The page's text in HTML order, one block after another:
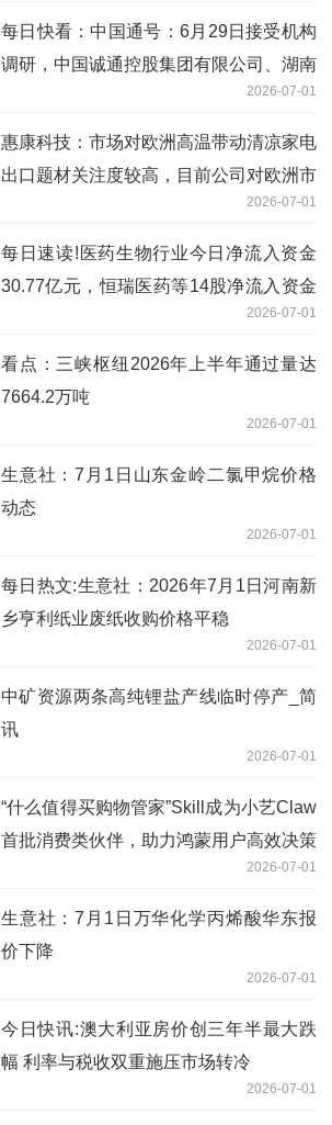
每日快看：中国通号：6月29日接受机构
调研，中国诚通控股集团有限公司、湖南
轨道交通控股集团有限公司等多家机构参
与
2026-07-01
惠康科技：市场对欧洲高温带动清凉家电
出口题材关注度较高，目前公司对欧洲市
场的销售占整体营收比例较低 滚动2026-07-01
每日速读!医药生物行业今日净流入资金
30.77亿元，恒瑞医药等14股净流入资金
2026-07-01
看点：三峡枢纽2026年上半年通过量达
7664.2万吨
2026-07-01
生意社：7月1日山东金岭二氯甲烷价格
动态
2026-07-01
每日热文:生意社：2026年7月1日河南新
乡亨利纸业废纸收购价格平稳
2026-07-01
中矿资源两条高纯锂盐产线临时停产_简
讯
2026-07-01
“什么值得买购物管家”Skill成为小艺Claw
首批消费类伙伴，助力鸿蒙用户高效决策
2026-07-01
生意社：7月1日万华化学丙烯酸华东报
价下降
2026-07-01
今日快讯:澳大利亚房价创三年半最大跌
幅 利率与税收双重施压市场转冷
2026-07-01